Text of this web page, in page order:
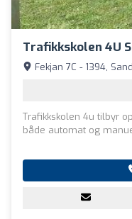
Trafikkskolen 4U
Fekjan 7C - 1394,
Trafikkskolen 4u tilbyr
både automat og